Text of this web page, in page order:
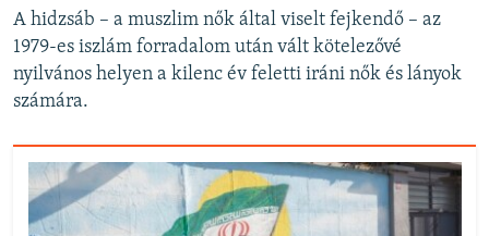
A hidzsáb – a muszlim nők által viselt fejkendő – az
1979-es iszlám forradalom után vált kötelezővé
nyilvános helyen a kilenc év feletti iráni nők és lányok
számára.